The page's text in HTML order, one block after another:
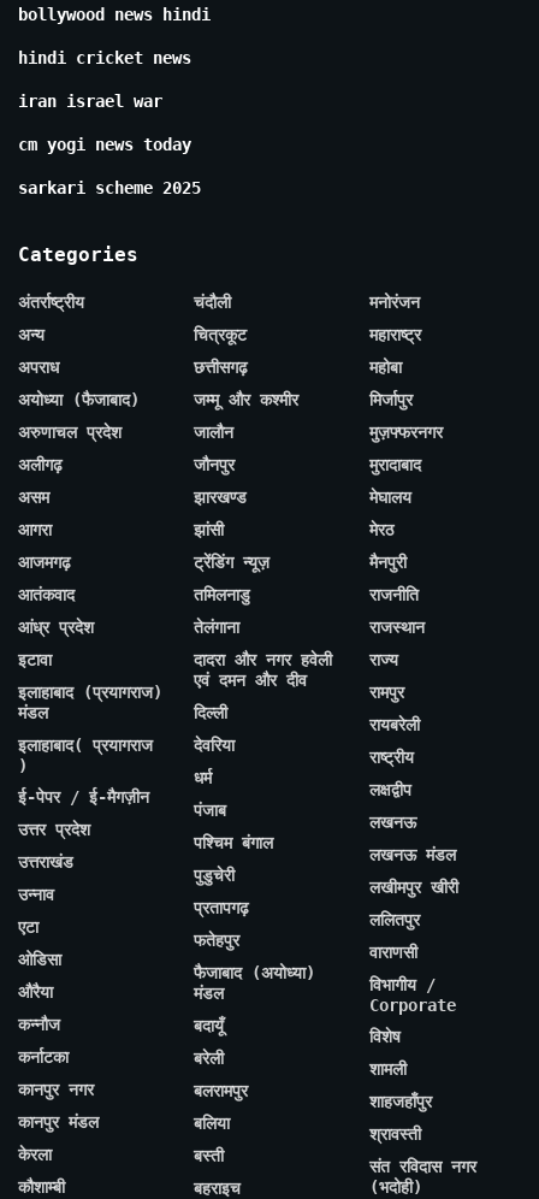
bollywood news hindi
hindi cricket news
iran israel war
cm yogi news today
sarkari scheme 2025
Categories
अंतर्राष्ट्रीय
अन्य
अपराध
अयोध्या (फैजाबाद)
अरुणाचल प्रदेश
अलीगढ़
असम
आगरा
आजमगढ़
आतंकवाद
आंध्र प्रदेश
इटावा
इलाहाबाद (प्रयागराज)
मंडल
इलाहाबाद( प्रयागराज
)
ई-पेपर / ई-मैगज़ीन
उत्तर प्रदेश
उत्तराखंड
उन्नाव
एटा
ओडिसा
औरैया
कन्नौज
कर्नाटका
कानपुर नगर
कानपुर मंडल
केरला
कौशाम्बी
चंदौली
चित्रकूट
छत्तीसगढ़
जम्मू और कश्मीर
जालौन
जौनपुर
झारखण्ड
झांसी
ट्रेंडिंग न्यूज़
तमिलनाडु
तेलंगाना
दादरा और नगर हवेली
एवं दमन और दीव
दिल्ली
देवरिया
धर्म
पंजाब
पश्चिम बंगाल
पुडुचेरी
प्रतापगढ़
फतेहपुर
फैजाबाद (अयोध्या)
मंडल
बदायूँ
बरेली
बलरामपुर
बलिया
बस्ती
बहराइच
मनोरंजन
महाराष्ट्र
महोबा
मिर्जापुर
मुज़फ्फरनगर
मुरादाबाद
मेघालय
मेरठ
मैनपुरी
राजनीति
राजस्थान
राज्य
रामपुर
रायबरेली
राष्ट्रीय
लक्षद्वीप
लखनऊ
लखनऊ मंडल
लखीमपुर खीरी
ललितपुर
वाराणसी
विभागीय /
Corporate
विशेष
शामली
शाहजहाँपुर
श्रावस्ती
संत रविदास नगर
(भदोही)